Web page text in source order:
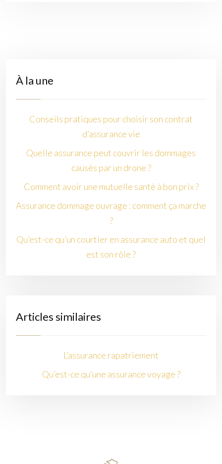
À la une
Conseils pratiques pour choisir son contrat
d’assurance vie
Quelle assurance peut couvrir les dommages
causés par un drone ?
Comment avoir une mutuelle santé à bon prix ?
Assurance dommage ouvrage : comment ça marche
?
Qu’est-ce qu’un courtier en assurance auto et quel
est son rôle ?
Articles similaires
L’assurance rapatriement
Qu’est-ce qu’une assurance voyage ?